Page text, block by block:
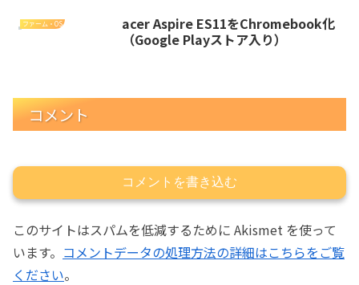
ファーム・OS
acer Aspire ES11をChromebook化
（Google Playストア入り）
コメント
コメントを書き込む
このサイトはスパムを低減するために Akismet を使って
います。 コメントデータの処理方法の詳細はこちらをご覧
ください。